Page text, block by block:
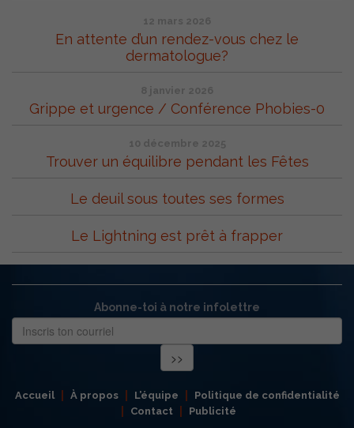
12 mars 2026
En attente d’un rendez-vous chez le
dermatologue?
8 janvier 2026
Grippe et urgence / Conférence Phobies-0
10 décembre 2025
Trouver un équilibre pendant les Fêtes
Le deuil sous toutes ses formes
Le Lightning est prêt à frapper
Abonne-toi à notre infolettre
Accueil À propos L’équipe
Politique de confidentialité
Contact
Publicité